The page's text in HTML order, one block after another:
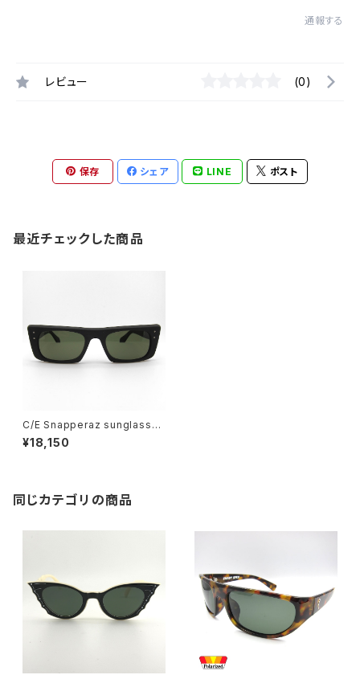
通報する
レビュー (0)
保存 シェア LINE ポスト
最近チェックした商品
C/E Snapperaz sunglasse
s, Matte Black w/G15 lens
¥18,150
同じカテゴリの商品